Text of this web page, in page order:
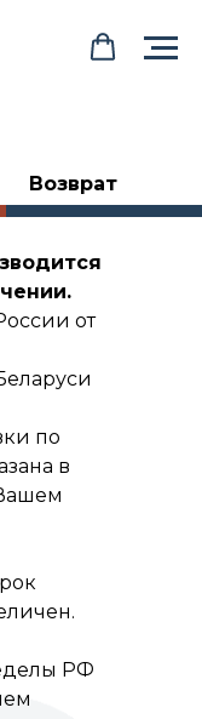
от
по
в
РФ
Возврат